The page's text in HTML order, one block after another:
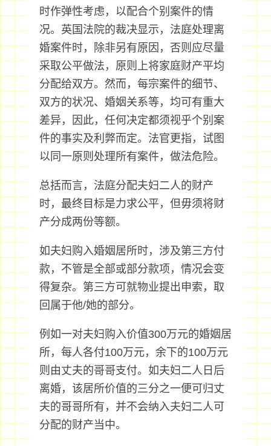
时作弹性考虑，以配合个别案件的情
况。英国法院的裁决显示，法庭处理离
婚案件时，除非另有原因，否则应尽量
采取公平做法，原则上将家庭财产平均
分配给双方。然而，每宗案件的细节、
双方的状况、婚姻关系等，均可有重大
差异，因此，任何决定都须视乎个别案
件的事实及利弊而定。法官更指，试图
以同一原则处理所有案件，做法危险。
总括而言，法庭分配夫妇二人的财产
时，最终目标是力求公平，但毋须将财
产分成两份等额。
如夫妇购入婚姻居所时，涉及第三方付
款，不管是全部或部分款项，情况会变
得复杂。第三方可就物业提出申索，取
回属于他/她的部分。
例如一对夫妇购入价值300万元的婚姻居
所，每人各付100万元，余下的100万元
则由丈夫的哥哥支付。如夫妇二人日后
离婚，该居所价值的三分之一便可归丈
夫的哥哥所有，并不会纳入夫妇二人可
分配的财产当中。